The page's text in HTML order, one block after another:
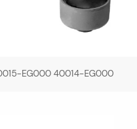
EG000 40014-EG000